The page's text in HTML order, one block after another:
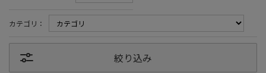
カテゴリ：
絞り込み